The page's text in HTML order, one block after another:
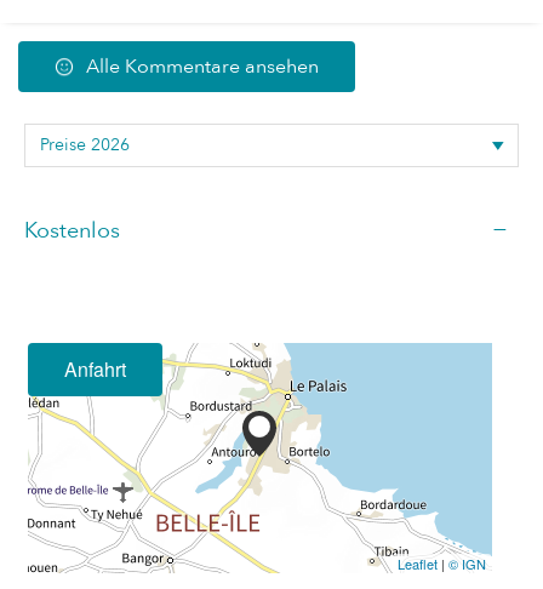
Alle Kommentare ansehen
Kostenlos —
Anfahrt
Leaflet | © IGN